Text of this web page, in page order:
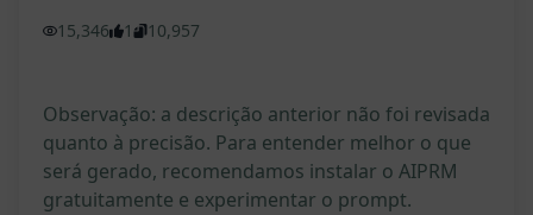
15,346 1 10,957
Observação: a descrição anterior não foi revisada
quanto à precisão. Para entender melhor o que
será gerado, recomendamos instalar o AIPRM
gratuitamente e experimentar o prompt.